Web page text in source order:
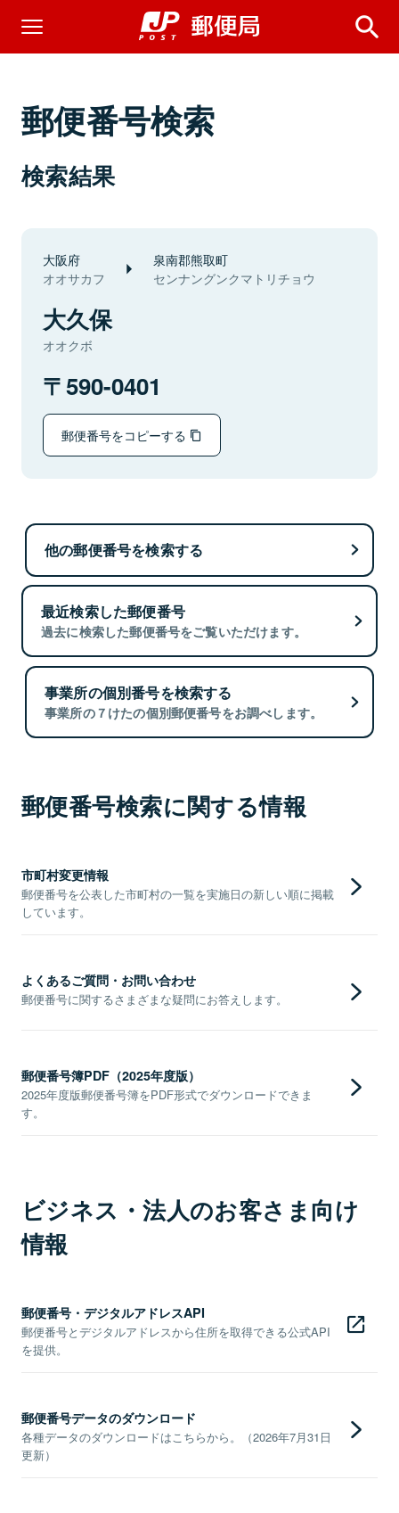
郵便番号検索
検索結果
大阪府
オオサカフ
泉南郡熊取町
センナングンクマトリチョウ
大久保
オオクボ
590-0401
郵便番号をコピーする
他の郵便番号を検索する
最近検索した郵便番号
過去に検索した郵便番号をご覧いただけます。
事業所の個別番号を検索する
事業所の７けたの個別郵便番号をお調べします。
郵便番号検索に関する情報
市町村変更情報
郵便番号を公表した市町村の一覧を実施日の新しい順に掲載
しています。
よくあるご質問・お問い合わせ
郵便番号に関するさまざまな疑問にお答えします。
郵便番号簿PDF（2025年度版）
2025年度版郵便番号簿をPDF形式でダウンロードできま
す。
ビジネス・法人のお客さま向け
情報
郵便番号・デジタルアドレスAPI
郵便番号とデジタルアドレスから住所を取得できる公式API
を提供。
郵便番号データのダウンロード
各種データのダウンロードはこちらから。（2026年7月31日
更新）